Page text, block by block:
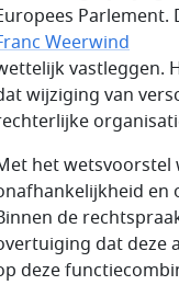
Weerwind
vastleggen.
wijziging van
het
en
de
dat deze
deze